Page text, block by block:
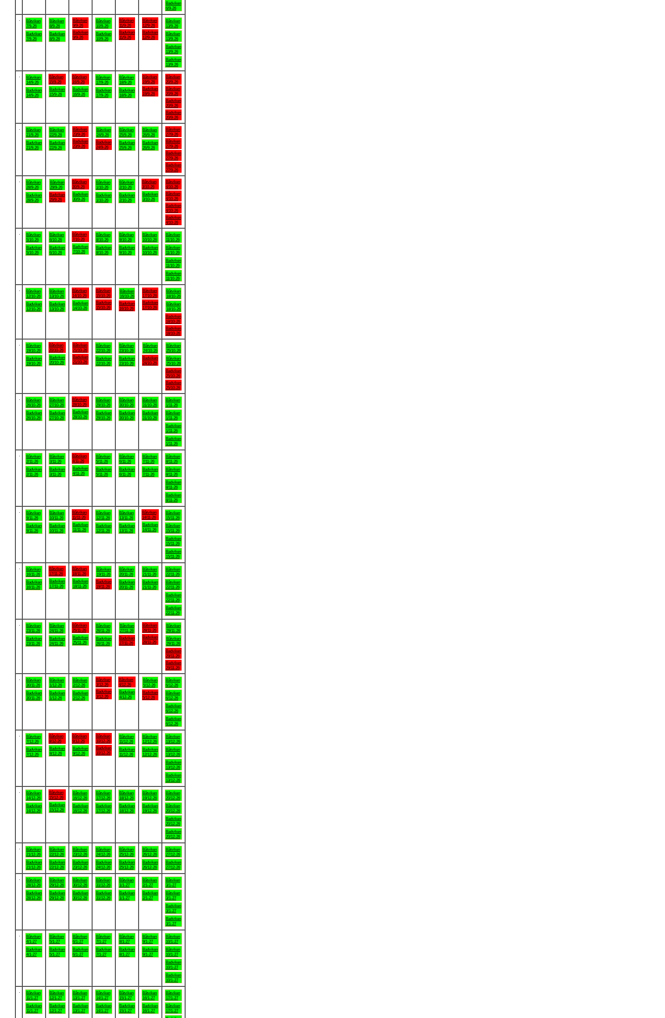
Badviken
6/9-26
Båtviken
7/9-26
Badviken
7/9-26
Båtviken
8/9-26
Badviken
8/9-26
Båtviken
9/9-26
Badviken
9/9-26
Båtviken
10/9-26
Badviken
10/9-26
Båtviken
11/9-26
Badviken
11/9-26
Båtviken
12/9-26
Badviken
12/9-26
Båtviken
13/9-26
Båtviken
13/9-26
Badviken
13/9-26
Badviken
13/9-26
Båtviken
14/9-26
Badviken
14/9-26
Båtviken
15/9-26
Badviken
15/9-26
Båtviken
16/9-26
Badviken
16/9-26
Båtviken
17/9-26
Badviken
17/9-26
Båtviken
18/9-26
Badviken
18/9-26
Båtviken
19/9-26
Badviken
19/9-26
Båtviken
20/9-26
Båtviken
20/9-26
Badviken
20/9-26
Badviken
20/9-26
Båtviken
21/9-26
Badviken
21/9-26
Båtviken
22/9-26
Badviken
22/9-26
Båtviken
23/9-26
Badviken
23/9-26
Båtviken
24/9-26
Badviken
24/9-26
Båtviken
25/9-26
Badviken
25/9-26
Båtviken
26/9-26
Badviken
26/9-26
Båtviken
27/9-26
Båtviken
27/9-26
Badviken
27/9-26
Badviken
27/9-26
Båtviken
28/9-26
Badviken
28/9-26
Båtviken
29/9-26
Badviken
29/9-26
Båtviken
30/9-26
Badviken
30/9-26
Båtviken
1/10-26
Badviken
1/10-26
Båtviken
2/10-26
Badviken
2/10-26
Båtviken
3/10-26
Badviken
3/10-26
Båtviken
4/10-26
Båtviken
4/10-26
Badviken
4/10-26
Badviken
4/10-26
Båtviken
5/10-26
Badviken
5/10-26
Båtviken
6/10-26
Badviken
6/10-26
Båtviken
7/10-26
Badviken
7/10-26
Båtviken
8/10-26
Badviken
8/10-26
Båtviken
9/10-26
Badviken
9/10-26
Båtviken
10/10-26
Badviken
10/10-26
Båtviken
11/10-26
Båtviken
11/10-26
Badviken
11/10-26
Badviken
11/10-26
Båtviken
12/10-26
Badviken
12/10-26
Båtviken
13/10-26
Badviken
13/10-26
Båtviken
14/10-26
Badviken
14/10-26
Båtviken
15/10-26
Badviken
15/10-26
Båtviken
16/10-26
Badviken
16/10-26
Båtviken
17/10-26
Badviken
17/10-26
Båtviken
18/10-26
Båtviken
18/10-26
Badviken
18/10-26
Badviken
18/10-26
Båtviken
19/10-26
Badviken
19/10-26
Båtviken
20/10-26
Badviken
20/10-26
Båtviken
21/10-26
Badviken
21/10-26
Båtviken
22/10-26
Badviken
22/10-26
Båtviken
23/10-26
Badviken
23/10-26
Båtviken
24/10-26
Badviken
24/10-26
Båtviken
25/10-26
Båtviken
25/10-26
Badviken
25/10-26
Badviken
25/10-26
Båtviken
26/10-26
Badviken
26/10-26
Båtviken
27/10-26
Badviken
27/10-26
Båtviken
28/10-26
Badviken
28/10-26
Båtviken
29/10-26
Badviken
29/10-26
Båtviken
30/10-26
Badviken
30/10-26
Båtviken
31/10-26
Badviken
31/10-26
Båtviken
1/11-26
Båtviken
1/11-26
Badviken
1/11-26
Badviken
1/11-26
Båtviken
2/11-26
Badviken
2/11-26
Båtviken
3/11-26
Badviken
3/11-26
Båtviken
4/11-26
Badviken
4/11-26
Båtviken
5/11-26
Badviken
5/11-26
Båtviken
6/11-26
Badviken
6/11-26
Båtviken
7/11-26
Badviken
7/11-26
Båtviken
8/11-26
Båtviken
8/11-26
Badviken
8/11-26
Badviken
8/11-26
Båtviken
9/11-26
Badviken
9/11-26
Båtviken
10/11-26
Badviken
10/11-26
Båtviken
11/11-26
Badviken
11/11-26
Båtviken
12/11-26
Badviken
12/11-26
Båtviken
13/11-26
Badviken
13/11-26
Båtviken
14/11-26
Badviken
14/11-26
Båtviken
15/11-26
Båtviken
15/11-26
Badviken
15/11-26
Badviken
15/11-26
Båtviken
16/11-26
Badviken
16/11-26
Båtviken
17/11-26
Badviken
17/11-26
Båtviken
18/11-26
Badviken
18/11-26
Båtviken
19/11-26
Badviken
19/11-26
Båtviken
20/11-26
Badviken
20/11-26
Båtviken
21/11-26
Badviken
21/11-26
Båtviken
22/11-26
Båtviken
22/11-26
Badviken
22/11-26
Badviken
22/11-26
Båtviken
23/11-26
Badviken
23/11-26
Båtviken
24/11-26
Badviken
24/11-26
Båtviken
25/11-26
Badviken
25/11-26
Båtviken
26/11-26
Badviken
26/11-26
Båtviken
27/11-26
Badviken
27/11-26
Båtviken
28/11-26
Badviken
28/11-26
Båtviken
29/11-26
Båtviken
29/11-26
Badviken
29/11-26
Badviken
29/11-26
Båtviken
30/11-26
Badviken
30/11-26
Båtviken
1/12-26
Badviken
1/12-26
Båtviken
2/12-26
Badviken
2/12-26
Båtviken
3/12-26
Badviken
3/12-26
Båtviken
4/12-26
Badviken
4/12-26
Båtviken
5/12-26
Badviken
5/12-26
Båtviken
6/12-26
Båtviken
6/12-26
Badviken
6/12-26
Badviken
6/12-26
Båtviken
7/12-26
Badviken
7/12-26
Båtviken
8/12-26
Badviken
8/12-26
Båtviken
9/12-26
Badviken
9/12-26
Båtviken
10/12-26
Badviken
10/12-26
Båtviken
11/12-26
Badviken
11/12-26
Båtviken
12/12-26
Badviken
12/12-26
Båtviken
13/12-26
Båtviken
13/12-26
Badviken
13/12-26
Badviken
13/12-26
Båtviken
14/12-26
Badviken
14/12-26
Båtviken
15/12-26
Badviken
15/12-26
Båtviken
16/12-26
Badviken
16/12-26
Båtviken
17/12-26
Badviken
17/12-26
Båtviken
18/12-26
Badviken
18/12-26
Båtviken
19/12-26
Badviken
19/12-26
Båtviken
20/12-26
Båtviken
20/12-26
Badviken
20/12-26
Badviken
20/12-26
Båtviken
21/12-26
Badviken
21/12-26
Båtviken
22/12-26
Badviken
22/12-26
Båtviken
23/12-26
Badviken
23/12-26
Båtviken
24/12-26
Badviken
24/12-26
Båtviken
25/12-26
Badviken
25/12-26
Båtviken
26/12-26
Badviken
26/12-26
Båtviken
27/12-26
Badviken
27/12-26
Båtviken
28/12-26
Badviken
28/12-26
Båtviken
29/12-26
Badviken
29/12-26
Båtviken
30/12-26
Badviken
30/12-26
Båtviken
31/12-26
Badviken
31/12-26
Båtviken
1/1-27
Badviken
1/1-27
Båtviken
2/1-27
Badviken
2/1-27
Båtviken
3/1-27
Båtviken
3/1-27
Badviken
3/1-27
Badviken
3/1-27
Båtviken
4/1-27
Badviken
4/1-27
Båtviken
5/1-27
Badviken
5/1-27
Båtviken
6/1-27
Badviken
6/1-27
Båtviken
7/1-27
Badviken
7/1-27
Båtviken
8/1-27
Badviken
8/1-27
Båtviken
9/1-27
Badviken
9/1-27
Båtviken
10/1-27
Båtviken
10/1-27
Badviken
10/1-27
Badviken
10/1-27
Båtviken
11/1-27
Badviken
11/1-27
Båtviken
12/1-27
Badviken
12/1-27
Båtviken
13/1-27
Badviken
13/1-27
Båtviken
14/1-27
Badviken
14/1-27
Båtviken
15/1-27
Badviken
15/1-27
Båtviken
16/1-27
Badviken
16/1-27
Båtviken
17/1-27
Båtviken
17/1-27